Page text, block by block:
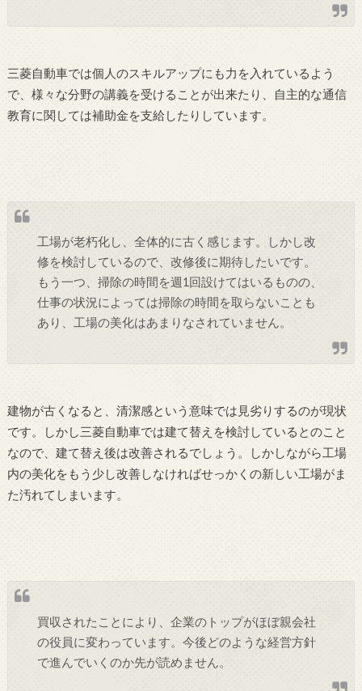
三菱自動車では個人のスキルアップにも力を入れているよう
で、様々な分野の講義を受けることが出来たり、自主的な通信
教育に関しては補助金を支給したりしています。
工場が老朽化し、全体的に古く感じます。しかし改
修を検討しているので、改修後に期待したいです。
もう一つ、掃除の時間を週1回設けてはいるものの、
仕事の状況によっては掃除の時間を取らないことも
あり、工場の美化はあまりなされていません。
建物が古くなると、清潔感という意味では見劣りするのが現状
です。しかし三菱自動車では建て替えを検討しているとのこと
なので、建て替え後は改善されるでしょう。しかしながら工場
内の美化をもう少し改善しなければせっかくの新しい工場がま
た汚れてしまいます。
買収されたことにより、企業のトップがほぼ親会社
の役員に変わっています。今後どのような経営方針
で進んでいくのか先が読めません。